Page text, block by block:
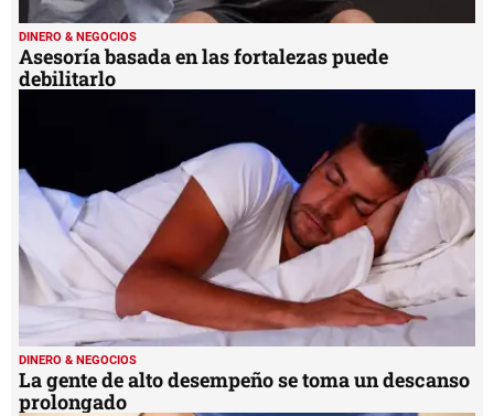
DINERO & NEGOCIOS
Asesoría basada en las fortalezas puede
debilitarlo
DINERO & NEGOCIOS
La gente de alto desempeño se toma un descanso
prolongado